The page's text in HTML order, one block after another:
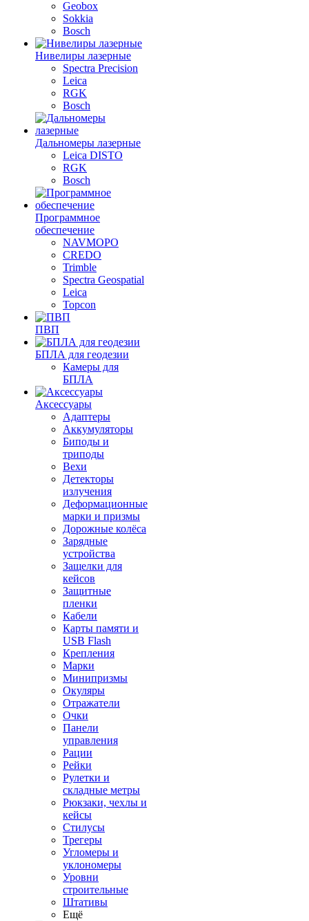
Geobox
Sokkia
Bosch
Нивелиры лазерные
Spectra Precision
Leica
RGK
Bosch
Дальномеры лазерные
Leica DISTO
RGK
Bosch
Программное
обеспечение
NAVMOPO
CREDO
Trimble
Spectra Geospatial
Leica
Topcon
ПВП
БПЛА для геодезии
Камеры для
БПЛА
Аксессуары
Адаптеры
Аккумуляторы
Биподы и
триподы
Вехи
Детекторы
излучения
Деформационные
марки и призмы
Дорожные колёса
Зарядные
устройства
Защелки для
кейсов
Защитные
пленки
Кабели
Карты памяти и
USB Flash
Крепления
Марки
Минипризмы
Окуляры
Отражатели
Очки
Панели
управления
Рации
Рейки
Рулетки и
складные метры
Рюкзаки, чехлы и
кейсы
Стилусы
Трегеры
Угломеры и
уклономеры
Уровни
строительные
Штативы
Ещё